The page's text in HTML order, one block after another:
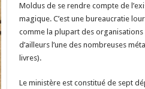
Moldus de se rendre compte de
magique. C’est une bureaucratie
comme la plupart des organisations
d’ailleurs l’une des nombreuses
livres).
Le ministère est constitué de sept